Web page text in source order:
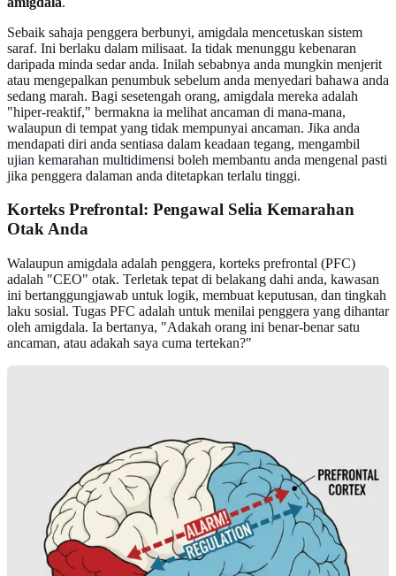
Sebaik sahaja penggera berbunyi, amigdala mencetuskan sistem
saraf. Ini berlaku dalam milisaat. Ia tidak menunggu kebenaran
daripada minda sedar anda. Inilah sebabnya anda mungkin menjerit
atau mengepalkan penumbuk sebelum anda menyedari bahawa anda
sedang marah. Bagi sesetengah orang, amigdala mereka adalah
"hiper-reaktif," bermakna ia melihat ancaman di mana-mana,
walaupun di tempat yang tidak mempunyai ancaman. Jika anda
mendapati diri anda sentiasa dalam keadaan tegang, mengambil
ujian kemarahan multidimensi boleh membantu anda mengenal pasti
jika penggera dalaman anda ditetapkan terlalu tinggi.
Korteks Prefrontal: Pengawal Selia Kemarahan
Otak Anda
Walaupun amigdala adalah penggera, korteks prefrontal (PFC)
adalah "CEO" otak. Terletak tepat di belakang dahi anda, kawasan
ini bertanggungjawab untuk logik, membuat keputusan, dan tingkah
laku sosial. Tugas PFC adalah untuk menilai penggera yang dihantar
oleh amigdala. Ia bertanya, "Adakah orang ini benar-benar satu
ancaman, atau adakah saya cuma tertekan?"